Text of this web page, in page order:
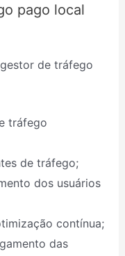
pago local
de tráfego
tráfego
de tráfego;
dos usuários
contínua;
das